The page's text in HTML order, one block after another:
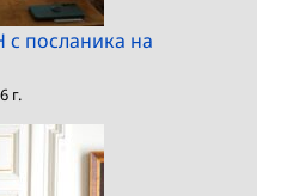
с посланика на
г.